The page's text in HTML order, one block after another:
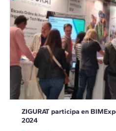
ZIGURAT participa en
2024